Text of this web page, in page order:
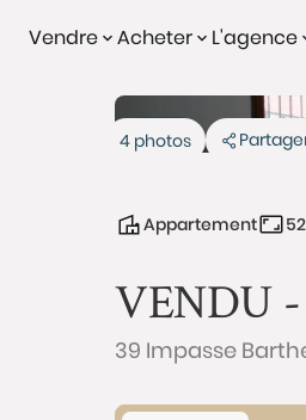
Vendre Acheter L'agence
Vendu
4 photos
Appartement
VENDU -
39 Impasse